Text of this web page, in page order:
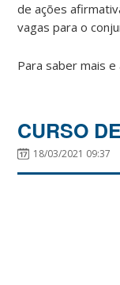
de ações
vagas para o
Para saber mais
CURSO
18/03/2021 09:37